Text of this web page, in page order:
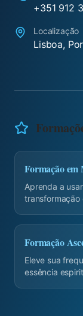
+351 912
Localização
Lisboa,
Formação em
Aprenda a
transformação
Formação
Eleve sua
essência